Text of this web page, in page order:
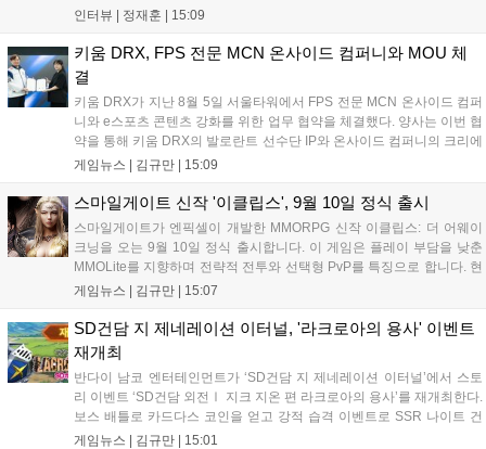
'소굴'을 포함합니다. 개발진은 하우징 시스템 개선 및 신화+ 던전 로테이
를 표했습니다....
인터뷰 | 정재훈 | 15:09
키움 DRX, FPS 전문 MCN 온사이드 컴퍼니와 MOU 체
결
키움 DRX가 지난 8월 5일 서울타워에서 FPS 전문 MCN 온사이드 컴퍼
니와 e스포츠 콘텐츠 강화를 위한 업무 협약을 체결했다. 양사는 이번 협
약을 통해 키움 DRX의 발로란트 선수단 IP와 온사이드 컴퍼니의 크리에
이터 네트워크를 결합하여 정규 및 특별 콘텐츠를 공동 기획한다. 또한
오프라인 연계 프로그램을 순차적으로 선보이며 e스포츠 생태계 확장에
나설 계획이다....
게임뉴스 | 김규만 | 15:09
스마일게이트 신작 '이클립스', 9월 10일 정식 출시
스마일게이트가 엔픽셀이 개발한 MMORPG 신작 이클립스: 더 어웨이
크닝을 오는 9월 10일 정식 출시합니다. 이 게임은 플레이 부담을 낮춘
MMOLite를 지향하며 전략적 전투와 선택형 PvP를 특징으로 합니다. 현
재 공식 홈페이지와 앱 마켓에서 사전등록을 진행 중이며 참여자에게는
주차별 스페셜 쿠폰과 한정 스킨, 경품 이벤트 등 풍성한 혜택을 마련해
이용자들의 기대를 모으고 있습니다....
게임뉴스 | 김규만 | 15:07
SD건담 지 제네레이션 이터널, '라크로아의 용사' 이벤트
재개최
반다이 남코 엔터테인먼트가 ‘SD건담 지 제네레이션 이터널’에서 스토
리 이벤트 ‘SD건담 외전Ⅰ 지크 지온 편 라크로아의 용사’를 재개최한다.
보스 배틀로 카드다스 코인을 얻고 강적 습격 이벤트로 SSR 나이트 건
담을 획득할 수 있다. 로그인 보너스로 최대 다이아 3,000개를 지급하며,
게임뉴스 | 김규만 | 15:01